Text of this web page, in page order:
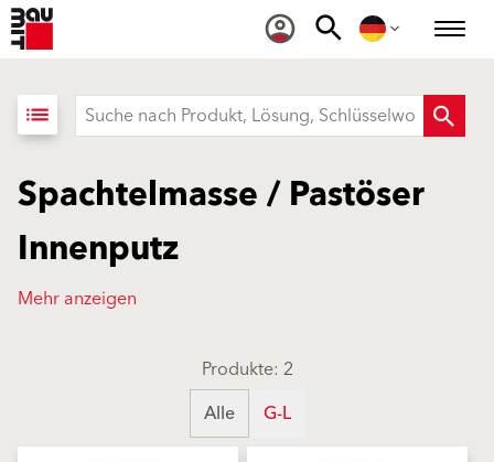
list
Spachtelmasse / Pastöser
Innenputz
Mehr anzeigen
Produkte: 2
Alle
G-L